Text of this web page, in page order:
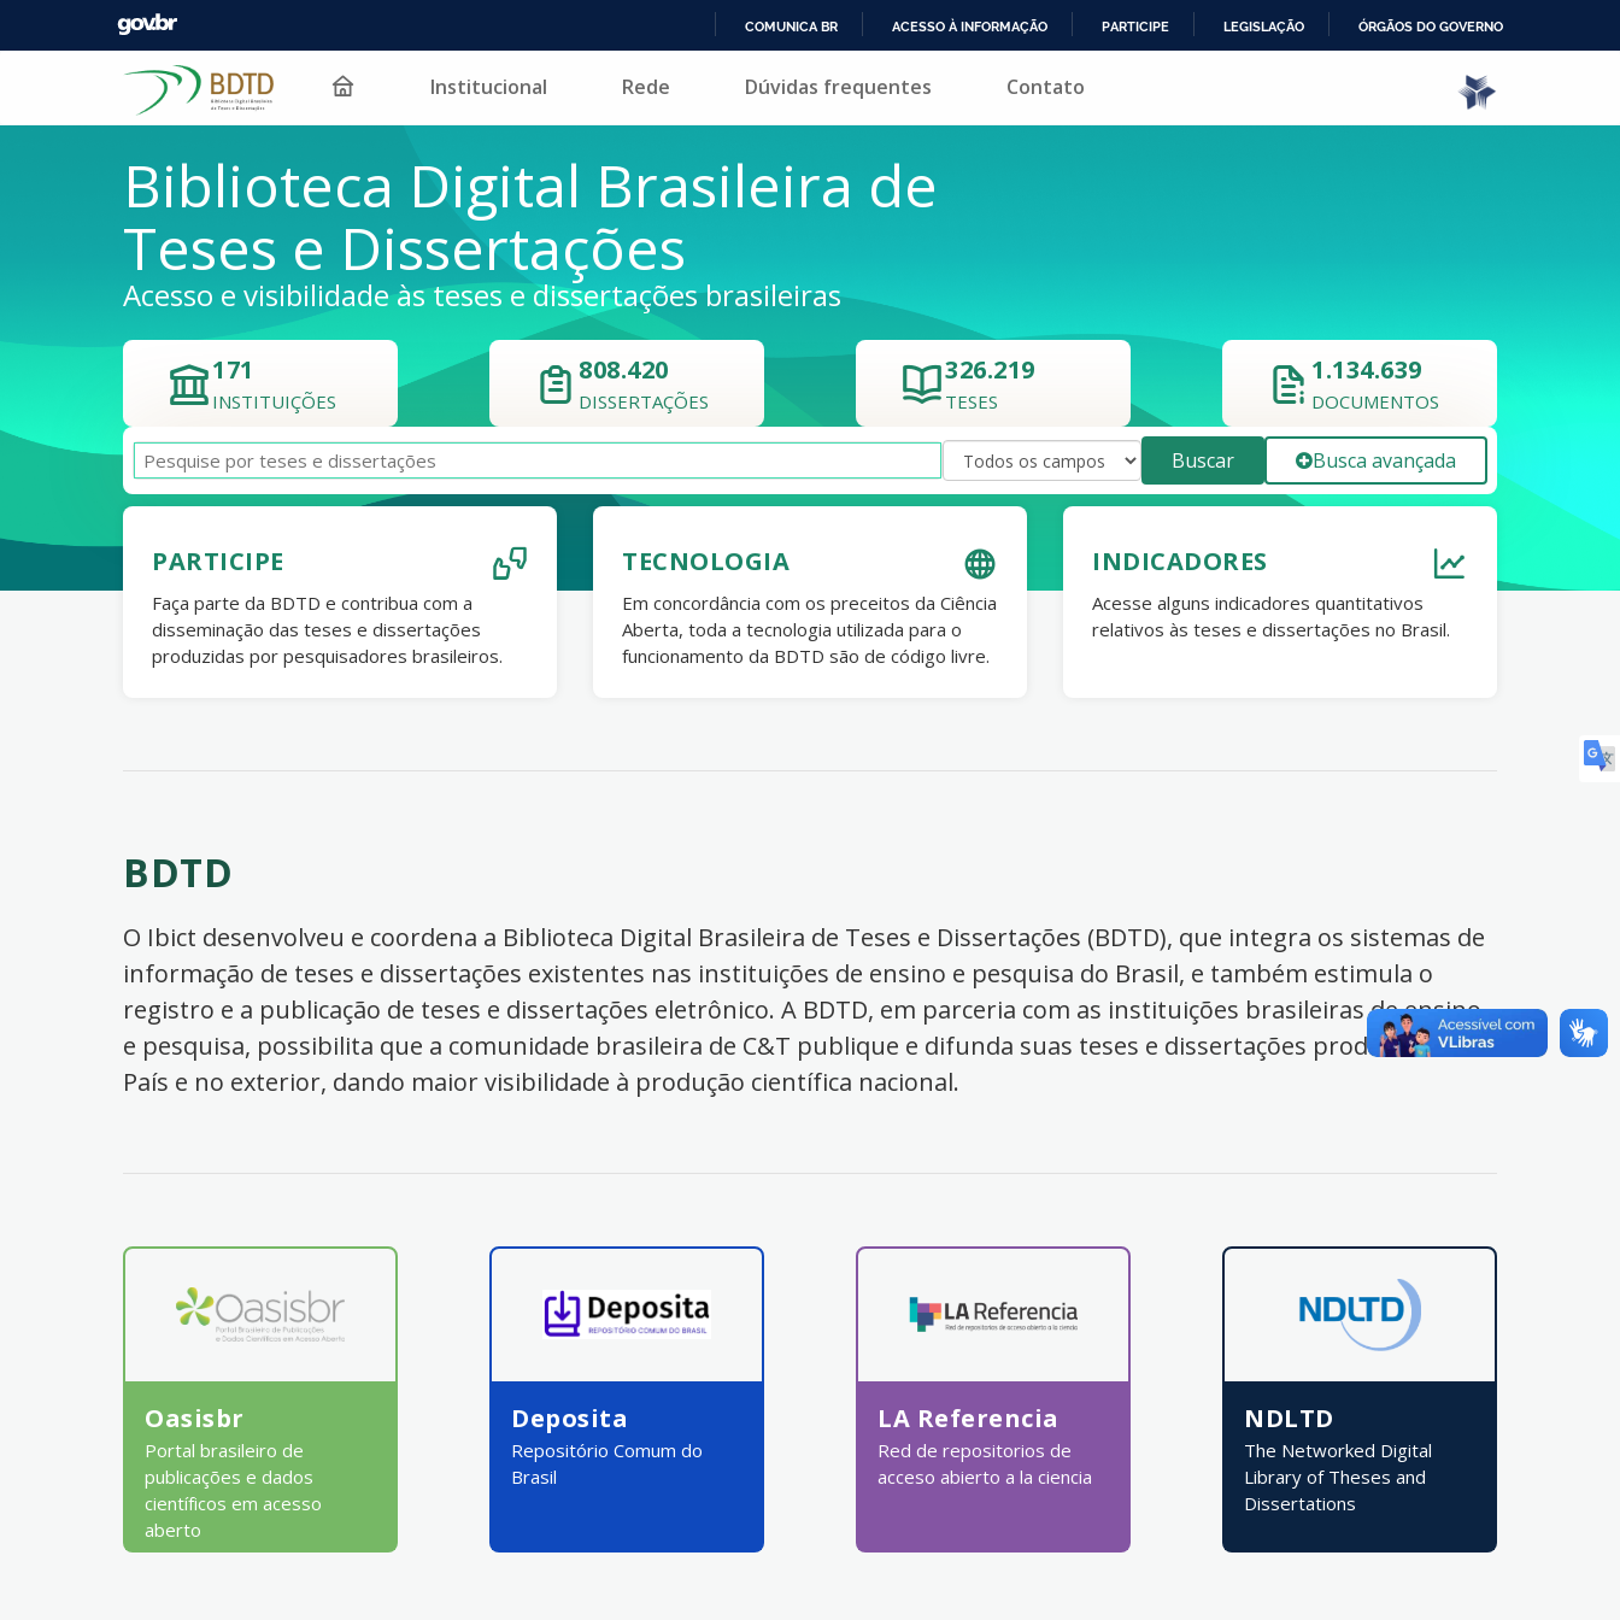
PARA
COMUNICA BR ACESSO À INFORMAÇÃO PARTICIPE LEGISLAÇÃO ÓRGÃOS DO GOVERNO
Pular para o conteúdo Institucional Rede Dúvidas frequentes Contato
Biblioteca Digital Brasileira de
Teses e Dissertações
Acesso e visibilidade às teses e dissertações brasileiras
171
INSTITUIÇÕES
808.420
DISSERTAÇÕES
326.219
TESES
1.134.639
DOCUMENTOS
Buscar Busca avançada
PARTICIPE
Faça parte da BDTD e contribua com a
disseminação das teses e dissertações
produzidas por pesquisadores brasileiros.
TECNOLOGIA
Em concordância com os preceitos da Ciência
Aberta, toda a tecnologia utilizada para o
funcionamento da BDTD são de código livre.
INDICADORES
Acesse alguns indicadores quantitativos
relativos às teses e dissertações no Brasil.
BDTD
O Ibict desenvolveu e coordena a Biblioteca Digital Brasileira de Teses e Dissertações (BDTD), que integra os sistemas de
informação de teses e dissertações existentes nas instituições de ensino e pesquisa do Brasil, e também estimula o
registro e a publicação de teses e dissertações eletrônico. A BDTD, em parceria com as instituições brasileiras de ensino
e pesquisa, possibilita que a comunidade brasileira de C&T publique e difunda suas teses e dissertações produzidas no
País e no exterior, dando maior visibilidade à produção científica nacional.
Oasisbr
Portal brasileiro de
publicações e dados
científicos em acesso
aberto
Deposita
Repositório Comum do
Brasil
LA Referencia
Red de repositorios de
acceso abierto a la ciencia
NDLTD
The Networked Digital
Library of Theses and
Dissertations